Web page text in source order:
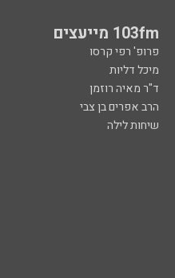
103fm מייעצים
פרופ' רפי קרסו
מיכל דליות
ד"ר מאיה רוזמן
הרב אפרים בן צבי
שיחות לילה